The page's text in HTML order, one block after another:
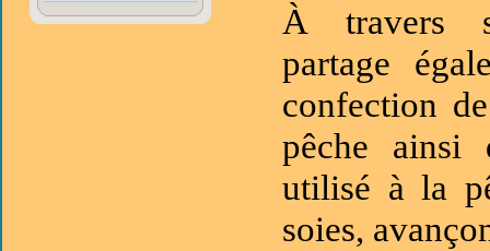
À travers
partage
confection
pêche ainsi
utilisé à la
soies,